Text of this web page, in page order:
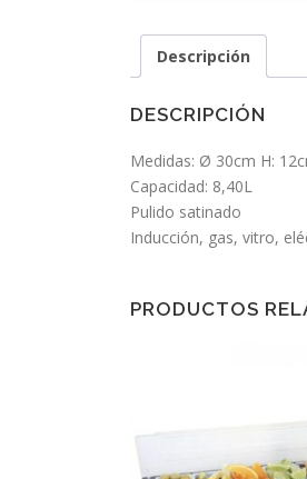
Descripción
DESCRIPCIÓN
Medidas: Ø 30cm H:
Capacidad: 8,40L
Pulido satinado
Inducción, gas, vitro,
PRODUCTOS